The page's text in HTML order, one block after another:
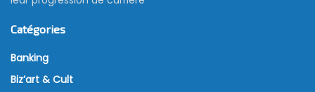
Catégories
Banking
Biz’art & Cult